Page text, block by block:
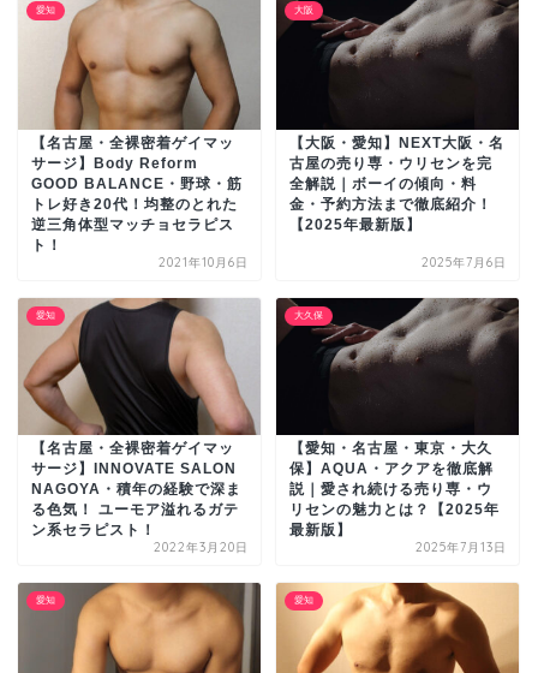
愛知
【名古屋・全裸密着ゲイマッ
サージ】Body Reform
GOOD BALANCE・野球・筋
トレ好き20代！均整のとれた
逆三角体型マッチョセラピス
ト！
2021年10月6日
大阪
【大阪・愛知】NEXT大阪・名
古屋の売り専・ウリセンを完
全解説｜ボーイの傾向・料
金・予約方法まで徹底紹介！
【2025年最新版】
2025年7月6日
愛知
【名古屋・全裸密着ゲイマッ
サージ】INNOVATE SALON
NAGOYA・積年の経験で深ま
る色気！ ユーモア溢れるガテ
ン系セラピスト！
2022年3月20日
大久保
【愛知・名古屋・東京・大久
保】AQUA・アクアを徹底解
説｜愛され続ける売り専・ウ
リセンの魅力とは？【2025年
最新版】
2025年7月13日
愛知 愛知